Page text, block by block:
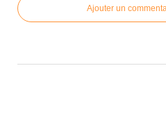
Ajouter un